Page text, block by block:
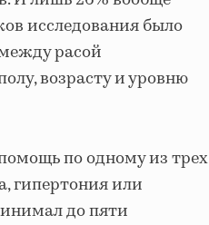
исследования было
расой
возрасту и уровню
по одному из трех
гипертония или
до пяти